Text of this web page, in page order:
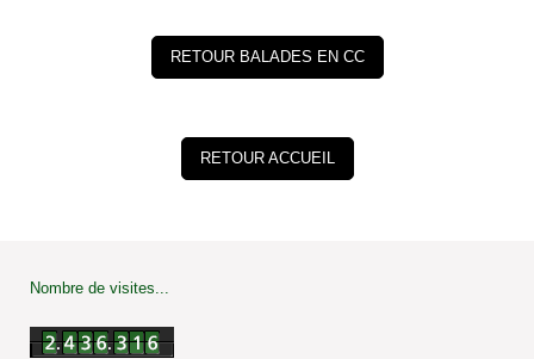
RETOUR BALADES EN CC
RETOUR ACCUEIL
Nombre de visites...